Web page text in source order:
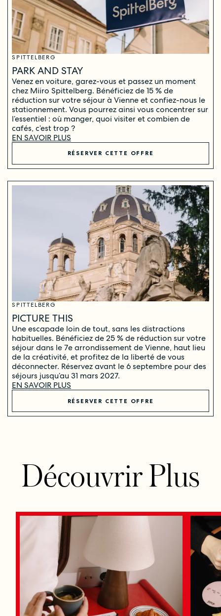
SPITTELBERG
PARK AND STAY
Venez en voiture, garez-vous et passez un moment
chez Miiro Spittelberg. Bénéficiez de 15 % de
réduction sur votre séjour à Vienne et confiez-nous le
stationnement. Vous pourrez ainsi vous concentrer sur
l’essentiel : où manger, quoi visiter et combien de
cafés, c’est trop ?
EN SAVOIR PLUS
RÉSERVER CETTE OFFRE
SPITTELBERG
PICTURE THIS
Une escapade loin de tout, sans les distractions
habituelles. Bénéficiez de 25 % de réduction sur votre
séjour dans le 7e arrondissement de Vienne, haut lieu
de la créativité, et profitez de la liberté de vous
déconnecter. Réservez avant le 6 septembre pour des
séjours jusqu’au 31 mars 2027.
EN SAVOIR PLUS
RÉSERVER CETTE OFFRE
Découvrir Plus